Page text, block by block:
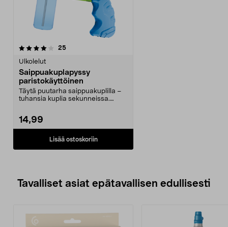
25arvostelut
Ulkolelut
Saippuakuplapyssy
paristokäyttöinen
Täytä puutarha saippuakuplilla –
tuhansia kuplia sekunneissa.
14,99
Lisää ostoskoriin
Tavalliset asiat epätavallisen edullisesti